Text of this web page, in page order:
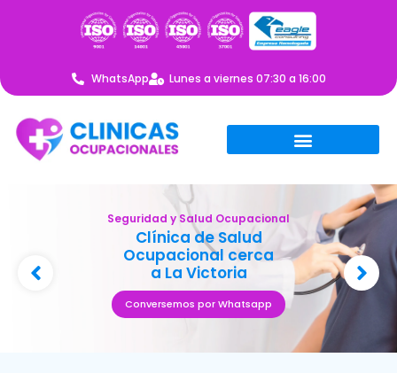
WhatsApp Lunes a viernes 07:30 a 16:00
Seguridad y Salud Ocupacional
Clínica de Salud
Ocupacional cerca
a La Victoria
Conversemos por Whatsapp